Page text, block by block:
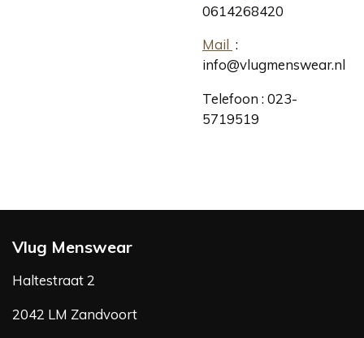
0614268420
Mail :
info@vlugmenswear.nl
Telefoon : 023-
5719519
Vlug Menswear
Haltestraat 2
2042 LM Zandvoort